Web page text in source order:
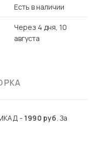
Есть в наличии
Через 4 дня, 10
августа
- 1990 руб. За